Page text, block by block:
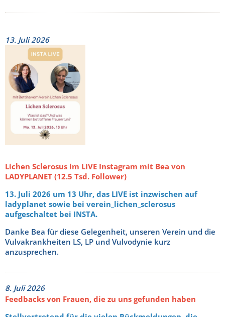
13. Juli 2026
Lichen Sclerosus im LIVE Instagram mit Bea von
LADYPLANET (12.5 Tsd. Follower)
13. Juli 2026 um 13 Uhr, das LIVE ist inzwischen auf
ladyplanet sowie bei verein_lichen_sclerosus
aufgeschaltet bei INSTA.
Danke Bea für diese Gelegenheit, unseren Verein und die
Vulvakrankheiten LS, LP und Vulvodynie kurz
anzusprechen.
8. Juli 2026
Feedbacks von Frauen, die zu uns gefunden haben